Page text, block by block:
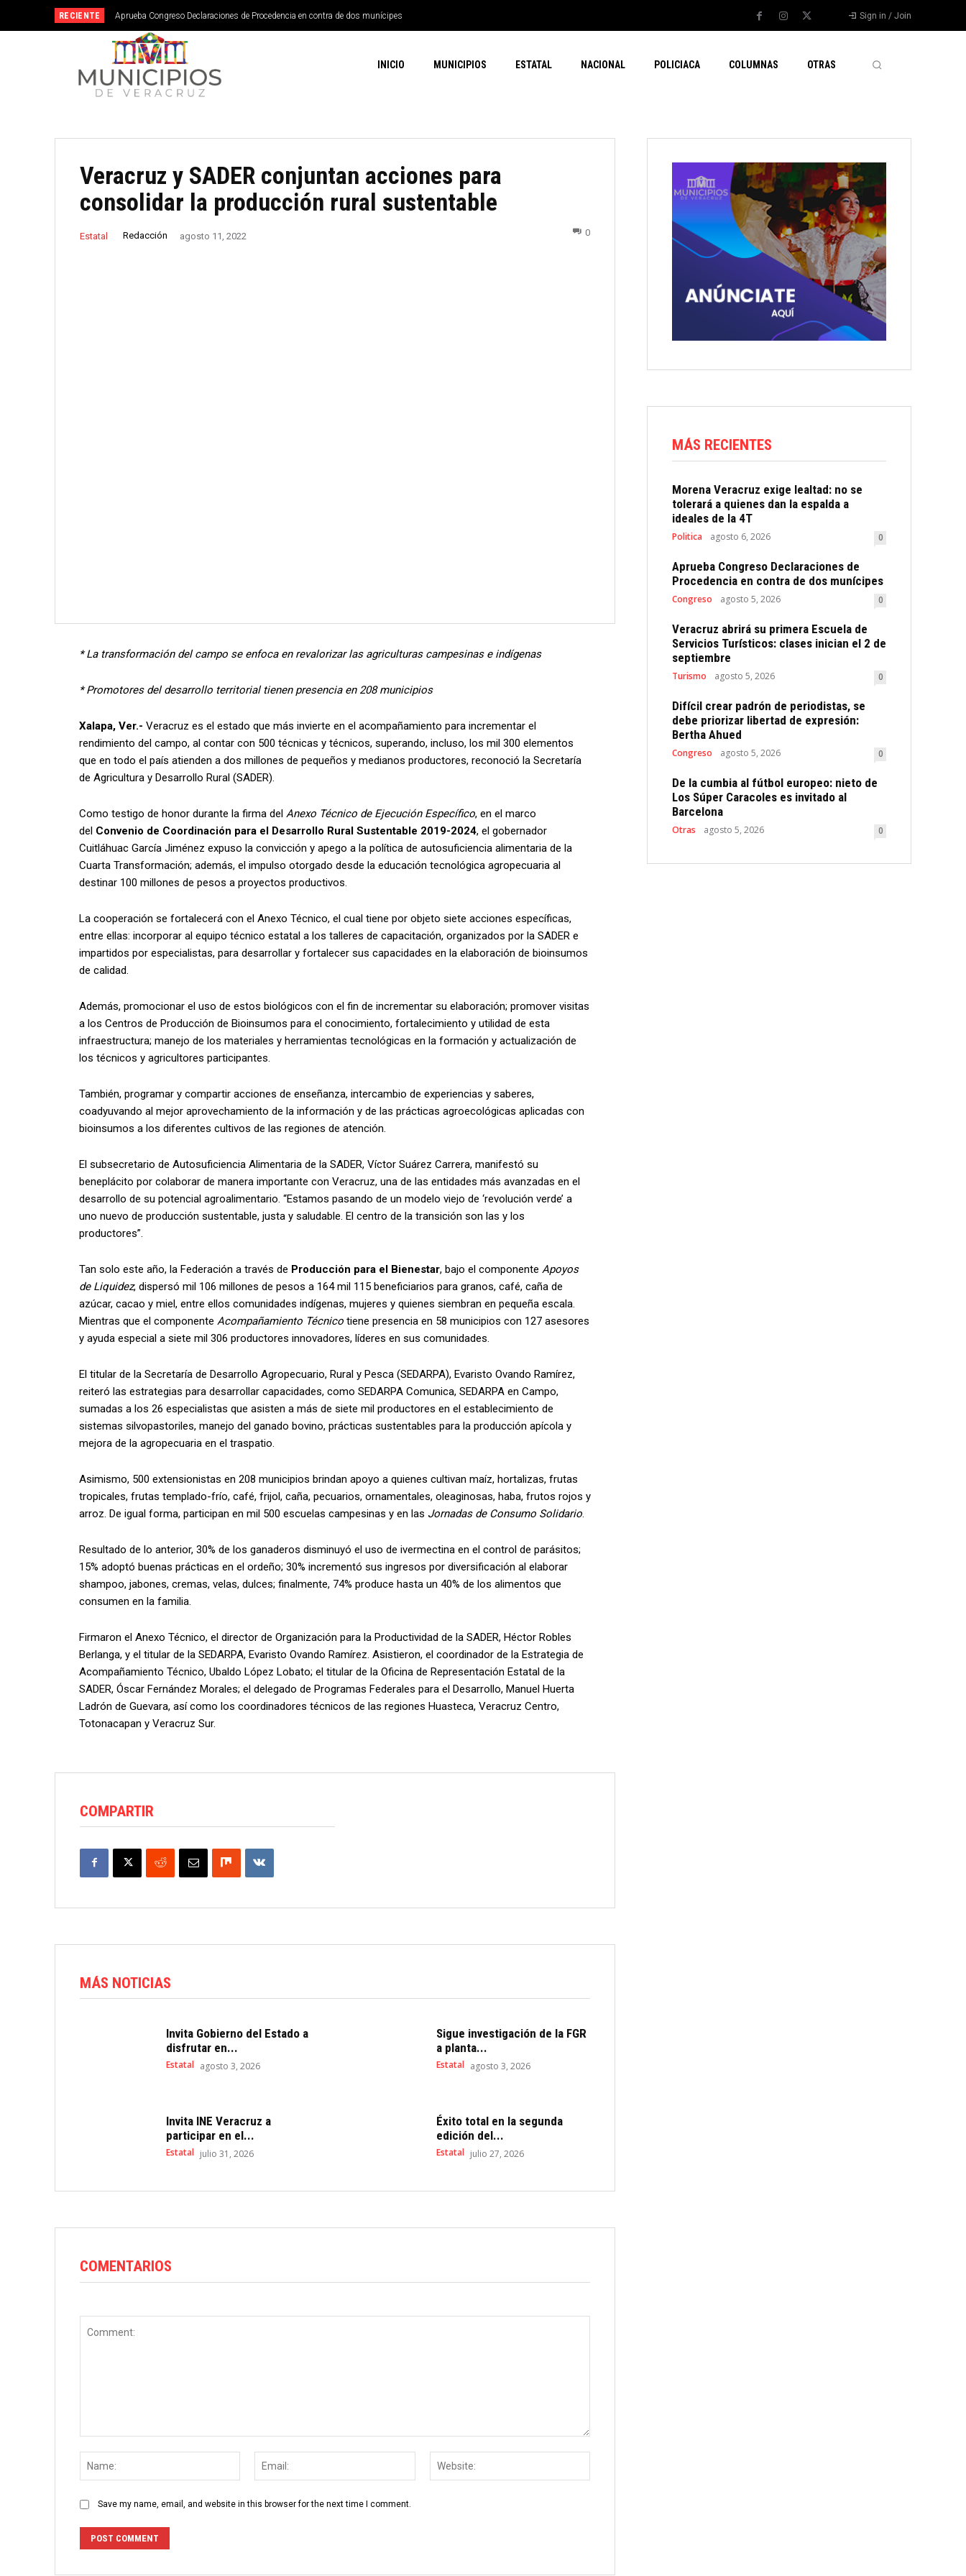
RECIENTE Aprueba Congreso Declaraciones de Procedencia en contra de dos munícipes Sign in / Join
INICIO MUNICIPIOS ESTATAL NACIONAL POLICIACA COLUMNAS OTRAS
Veracruz y SADER conjuntan acciones para
consolidar la producción rural sustentable
Estatal Redacción agosto 11, 2022 0
*La transformación del campo se enfoca en revalorizar las agriculturas campesinas e indígenas
*Promotores del desarrollo territorial tienen presencia en 208 municipios
Xalapa, Ver.- Veracruz es el estado que más invierte en el acompañamiento para incrementar el
rendimiento del campo, al contar con 500 técnicas y técnicos, superando, incluso, los mil 300 elementos
que en todo el país atienden a dos millones de pequeños y medianos productores, reconoció la Secretaría
de Agricultura y Desarrollo Rural (SADER).
Como testigo de honor durante la firma del Anexo Técnico de Ejecución Específico, en el marco
del Convenio de Coordinación para el Desarrollo Rural Sustentable 2019-2024, el gobernador
Cuitláhuac García Jiménez expuso la convicción y apego a la política de autosuficiencia alimentaria de la
Cuarta Transformación; además, el impulso otorgado desde la educación tecnológica agropecuaria al
destinar 100 millones de pesos a proyectos productivos.
La cooperación se fortalecerá con el Anexo Técnico, el cual tiene por objeto siete acciones específicas,
entre ellas: incorporar al equipo técnico estatal a los talleres de capacitación, organizados por la SADER e
impartidos por especialistas, para desarrollar y fortalecer sus capacidades en la elaboración de bioinsumos
de calidad.
Además, promocionar el uso de estos biológicos con el fin de incrementar su elaboración; promover visitas
a los Centros de Producción de Bioinsumos para el conocimiento, fortalecimiento y utilidad de esta
infraestructura; manejo de los materiales y herramientas tecnológicas en la formación y actualización de
los técnicos y agricultores participantes.
También, programar y compartir acciones de enseñanza, intercambio de experiencias y saberes,
coadyuvando al mejor aprovechamiento de la información y de las prácticas agroecológicas aplicadas con
bioinsumos a los diferentes cultivos de las regiones de atención.
El subsecretario de Autosuficiencia Alimentaria de la SADER, Víctor Suárez Carrera, manifestó su
beneplácito por colaborar de manera importante con Veracruz, una de las entidades más avanzadas en el
desarrollo de su potencial agroalimentario. “Estamos pasando de un modelo viejo de ‘revolución verde’ a
uno nuevo de producción sustentable, justa y saludable. El centro de la transición son las y los
productores”.
Tan solo este año, la Federación a través de Producción para el Bienestar, bajo el componente Apoyos
de Liquidez, dispersó mil 106 millones de pesos a 164 mil 115 beneficiarios para granos, café, caña de
azúcar, cacao y miel, entre ellos comunidades indígenas, mujeres y quienes siembran en pequeña escala.
Mientras que el componente Acompañamiento Técnico tiene presencia en 58 municipios con 127 asesores
y ayuda especial a siete mil 306 productores innovadores, líderes en sus comunidades.
El titular de la Secretaría de Desarrollo Agropecuario, Rural y Pesca (SEDARPA), Evaristo Ovando Ramírez,
reiteró las estrategias para desarrollar capacidades, como SEDARPA Comunica, SEDARPA en Campo,
sumadas a los 26 especialistas que asisten a más de siete mil productores en el establecimiento de
sistemas silvopastoriles, manejo del ganado bovino, prácticas sustentables para la producción apícola y
mejora de la agropecuaria en el traspatio.
Asimismo, 500 extensionistas en 208 municipios brindan apoyo a quienes cultivan maíz, hortalizas, frutas
tropicales, frutas templado-frío, café, frijol, caña, pecuarios, ornamentales, oleaginosas, haba, frutos rojos y
arroz. De igual forma, participan en mil 500 escuelas campesinas y en las Jornadas de Consumo Solidario.
Resultado de lo anterior, 30% de los ganaderos disminuyó el uso de ivermectina en el control de parásitos;
15% adoptó buenas prácticas en el ordeño; 30% incrementó sus ingresos por diversificación al elaborar
shampoo, jabones, cremas, velas, dulces; finalmente, 74% produce hasta un 40% de los alimentos que
consumen en la familia.
Firmaron el Anexo Técnico, el director de Organización para la Productividad de la SADER, Héctor Robles
Berlanga, y el titular de la SEDARPA, Evaristo Ovando Ramírez. Asistieron, el coordinador de la Estrategia de
Acompañamiento Técnico, Ubaldo López Lobato; el titular de la Oficina de Representación Estatal de la
SADER, Óscar Fernández Morales; el delegado de Programas Federales para el Desarrollo, Manuel Huerta
Ladrón de Guevara, así como los coordinadores técnicos de las regiones Huasteca, Veracruz Centro,
Totonacapan y Veracruz Sur.
COMPARTIR
MÁS NOTICIAS
Invita Gobierno del Estado a
disfrutar en...
Estatal agosto 3, 2026
Sigue investigación de la FGR
a planta...
Estatal agosto 3, 2026
Invita INE Veracruz a
participar en el...
Estatal julio 31, 2026
Éxito total en la segunda
edición del...
Estatal julio 27, 2026
COMENTARIOS
Save my name, email, and website in this browser for the next time I comment.
MÁS RECIENTES
Morena Veracruz exige lealtad: no se
tolerará a quienes dan la espalda a
ideales de la 4T
Politica agosto 6, 2026 0
Aprueba Congreso Declaraciones de
Procedencia en contra de dos munícipes
Congreso agosto 5, 2026 0
Veracruz abrirá su primera Escuela de
Servicios Turísticos: clases inician el 2 de
septiembre
Turismo agosto 5, 2026 0
Difícil crear padrón de periodistas, se
debe priorizar libertad de expresión:
Bertha Ahued
Congreso agosto 5, 2026 0
De la cumbia al fútbol europeo: nieto de
Los Súper Caracoles es invitado al
Barcelona
Otras agosto 5, 2026 0